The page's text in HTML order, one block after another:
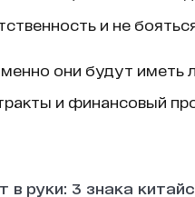
и не
они будут иметь
и финансовый
в руки: 3 знака